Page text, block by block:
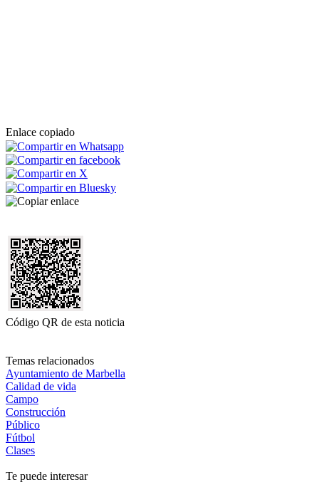
Enlace copiado
Código QR de esta noticia
Temas relacionados
Ayuntamiento de Marbella
Calidad de vida
Campo
Construcción
Público
Fútbol
Clases
Te puede interesar